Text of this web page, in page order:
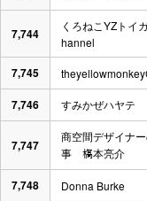
7,744
くろねこYZトイ
hannel
7,745
7,746 すみかぜハヤテ
7,747
商空間デザイナ
事 𣘺本亮介
7,748 Donna Burke